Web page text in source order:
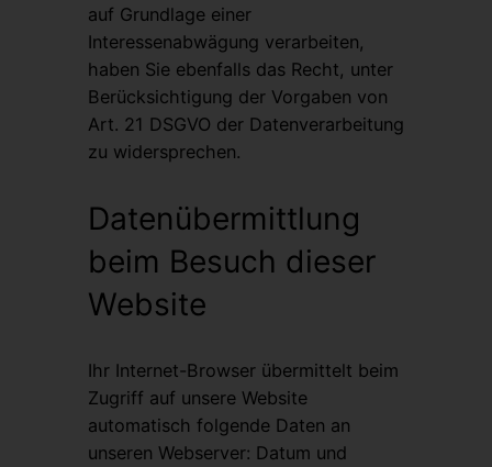
auf Grundlage einer
Interessenabwägung verarbeiten,
haben Sie ebenfalls das Recht, unter
Berücksichtigung der Vorgaben von
Art. 21 DSGVO der Datenverarbeitung
zu widersprechen.
Datenübermittlung
beim Besuch dieser
Website
Ihr Internet-Browser übermittelt beim
Zugriff auf unsere Website
automatisch folgende Daten an
unseren Webserver: Datum und